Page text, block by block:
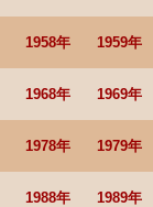
1958年 1959年
1968年 1969年
1978年 1979年
1988年 1989年